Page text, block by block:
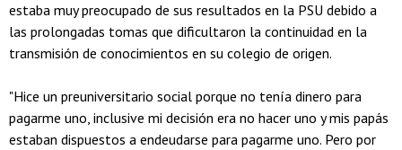
estaba muy preocupado de sus resultados en la PSU debido a
las prolongadas tomas que dificultaron la continuidad en la
transmisión de conocimientos en su colegio de origen.
"Hice un preuniversitario social porque no tenía dinero para
pagarme uno, inclusive mi decisión era no hacer uno y mis papás
estaban dispuestos a endeudarse para pagarme uno. Pero por